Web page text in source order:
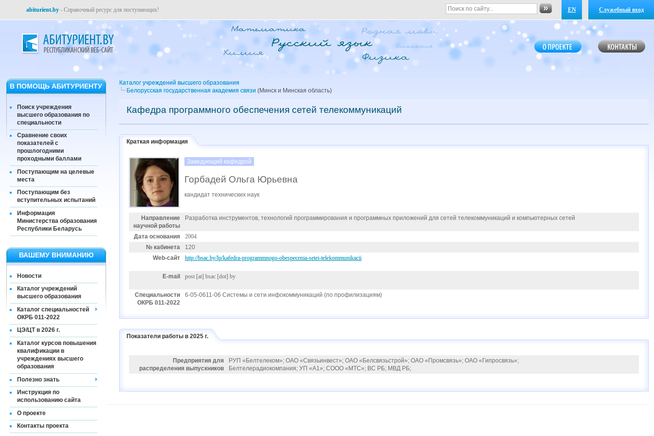
EN Служебный вход
abiturient.by - Справочный ресурс для поступающих!
В ПОМОЩЬ АБИТУРИЕНТУ
Поиск учреждения
высшего образования по
специальности
Сравнение своих
показателей с
прошлогодними
проходными баллами
Поступающим на целевые
места
Поступающим без
вступительных испытаний
Информация
Министерства образования
Республики Беларусь
ВАШЕМУ ВНИМАНИЮ
Новости
Каталог учреждений
высшего образования
Каталог специальностей
ОКРБ 011-2022
ЦЭ/ЦТ в 2026 г.
Каталог курсов повышения
квалификации в
учреждениях высшего
образования
Полезно знать
Инструкция по
использованию сайта
О проекте
Контакты проекта
Каталог учреждений высшего образования
Белорусская государственная академия связи (Минск и Минская область)
Кафедра программного обеспечения сетей телекоммуникаций
Краткая информация
Заведующий кафедрой
Горбадей Ольга Юрьевна
кандидат технических наук
Направление
научной работы
Разработка инструментов, технологий программирования и программных приложений для сетей телекоммуникаций и компьютерных сетей
Дата основания
2004
№ кабинета
120
Web-сайт
http://bsac.by/lp/kafedra-programmnogo-obespecenia-setei-telekommunikacii
E-mail post [at] bsac [dot] by
Специальности
ОКРБ 011-2022
6-05-0611-06 Системы и сети инфокоммуникаций (по профилизациям)
Показатели работы в 2025 г.
Предприятия для
распределения выпускников
РУП «Белтелеком»; ОАО «Связьинвест»; ОАО «Белсвязьстрой»; ОАО «Промсвязь»; ОАО «Гипросвязь»;
Белтелерадиокомпания; УП «А1»; СООО «МТС»; ВС РБ; МВД РБ;